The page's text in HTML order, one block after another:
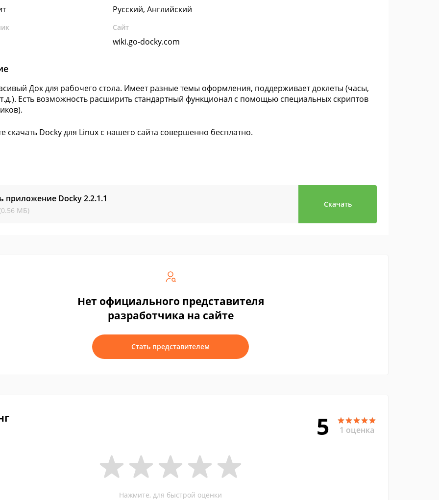
Русский, Английский
Сайт
wiki.go-docky.com
Док для рабочего стола. Имеет разные темы оформления, поддерживает доклеты (часы,
Есть возможность расширить стандартный функционал с помощью специальных скриптов
скачать Docky для Linux с нашего сайта совершенно бесплатно.
приложение Docky2.2.1.1
МБ)
Скачать
Нет официального представителя
разработчика на сайте
Стать представителем
5 1 оценка
Нажмите, для быстрой оценки